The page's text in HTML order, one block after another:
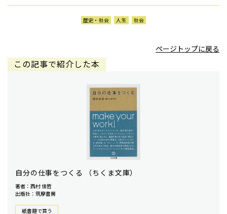
歴史・社会 人生 社会
ページトップに戻る
この記事で紹介した本
自分の仕事をつくる （ちくま文庫）
著者：西村 佳哲
出版社：筑摩書房
紙書籍で買う